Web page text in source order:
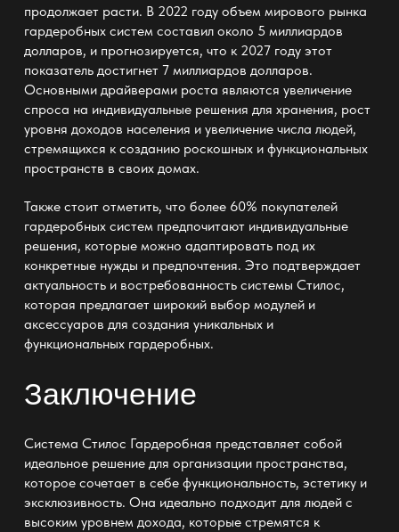
продолжает расти. В 2022 году объем мирового рынка
гардеробных систем составил около 5 миллиардов
долларов, и прогнозируется, что к 2027 году этот
показатель достигнет 7 миллиардов долларов.
Основными драйверами роста являются увеличение
спроса на индивидуальные решения для хранения, рост
уровня доходов населения и увеличение числа людей,
стремящихся к созданию роскошных и функциональных
пространств в своих домах.
Также стоит отметить, что более 60% покупателей
гардеробных систем предпочитают индивидуальные
решения, которые можно адаптировать под их
конкретные нужды и предпочтения. Это подтверждает
актуальность и востребованность системы Стилос,
которая предлагает широкий выбор модулей и
аксессуаров для создания уникальных и
функциональных гардеробных.
Заключение
Система Стилос Гардеробная представляет собой
идеальноерешение для организации пространства,
которое сочетает в себе функциональность, эстетику и
эксклюзивность. Она идеально подходит для людей с
высоким уровнем дохода, которые стремятся к